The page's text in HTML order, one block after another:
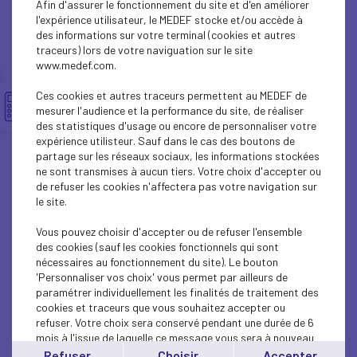
SOCIAL
CSR
PARITY-DIVERSITY
ECONOMY
ECONOMY
MEDEF LIFE
MEDEF LIFE
MEDEF LIFE
ECONOMY
Afin d'assurer le fonctionnement du site et d'en améliorer
l'expérience utilisateur, le MEDEF stocke et/ou accède à
des informations sur votre terminal (cookies et autres
traceurs) lors de votre naviguation sur le site
www.medef.com.
Ces cookies et autres traceurs permettent au MEDEF de
mesurer l'audience et la performance du site, de réaliser
des statistiques d'usage ou encore de personnaliser votre
expérience utilisteur. Sauf dans le cas des boutons de
partage sur les réseaux sociaux, les informations stockées
ne sont transmises à aucun tiers. Votre choix d'accepter ou
de refuser les cookies n'affectera pas votre navigation sur
le site.
Vous pouvez choisir d'accepter ou de refuser l'ensemble
des cookies (sauf les cookies fonctionnels qui sont
nécessaires au fonctionnement du site). Le bouton
'Personnaliser vos choix' vous permet par ailleurs de
paramétrer individuellement les finalités de traitement des
cookies et traceurs que vous souhaitez accepter ou
refuser. Votre choix sera conservé pendant une durée de 6
mois à l'issue de laquelle ce message vous sera à nouveau
affiché..